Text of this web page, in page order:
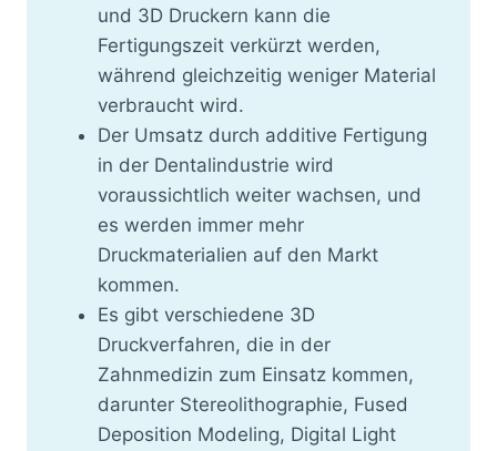
und 3D Druckern kann die
Fertigungszeit verkürzt werden,
während gleichzeitig weniger Material
verbraucht wird.
Der Umsatz durch additive Fertigung
in der Dentalindustrie wird
voraussichtlich weiter wachsen, und
es werden immer mehr
Druckmaterialien auf den Markt
kommen.
Es gibt verschiedene 3D
Druckverfahren, die in der
Zahnmedizin zum Einsatz kommen,
darunter Stereolithographie, Fused
Deposition Modeling, Digital Light